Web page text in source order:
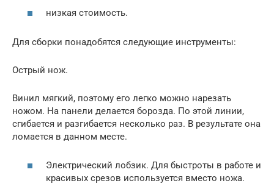
низкая стоимость.
Для сборки понадобятся следующие инструменты:
Острый нож.
Винил мягкий, поэтому его легко можно нарезать
ножом. На панели делается борозда. По этой линии,
сгибается и разгибается несколько раз. В результате она
ломается в данном месте.
Электрический лобзик. Для быстроты в работе и
красивых срезов используется вместо ножа.